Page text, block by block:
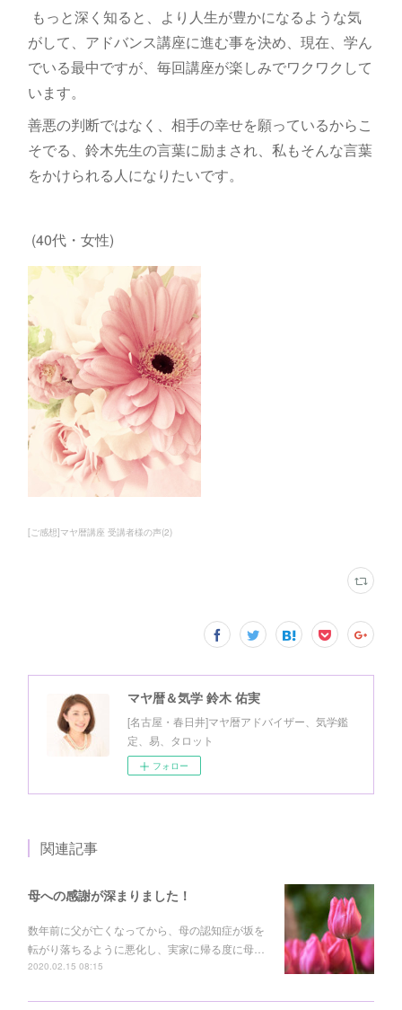
もっと深く知ると、より人生が豊かになるような気
がして、アドバンス講座に進む事を決め、現在、学ん
でいる最中ですが、毎回講座が楽しみでワクワクして
います。
善悪の判断ではなく、相手の幸せを願っているからこ
そでる、鈴木先生の言葉に励まされ、私もそんな言葉
をかけられる人になりたいです。
(40代・女性)
[ご感想]マヤ暦講座 受講者様の声(2)
マヤ暦＆気学 鈴木 佑実
[名古屋・春日井]マヤ暦アドバイザー、気学鑑
定、易、タロット
フォロー
関連記事
母への感謝が深まりました！
数年前に父が亡くなってから、母の認知症が坂を
転がり落ちるように悪化し、実家に帰る度に母…
2020.02.15 08:15